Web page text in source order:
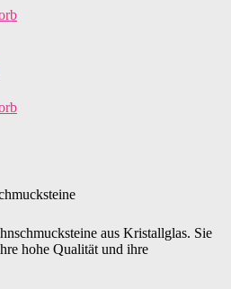
aus Kristallglas. Sie
hohe Qualität und ihre